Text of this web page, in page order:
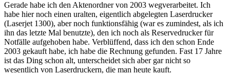
Gerade habe ich den Aktenordner von 2003 wegverarbeitet. Ich
habe hier noch einen uralten, eigentlich abgelegten Laserdrucker
(Laserjet 1300), aber noch funktionsfähig (war es zumindest, als ich
ihn das letzte Mal benutzte), den ich noch als Reservedrucker für
Notfälle aufgehoben habe. Verblüffend, dass ich den schon Ende
2003 gekauft habe, ich habe die Rechnung gefunden. Fast 17 Jahre
ist das Ding schon alt, unterscheidet sich aber gar nicht so
wesentlich von Laserdruckern, die man heute kauft.